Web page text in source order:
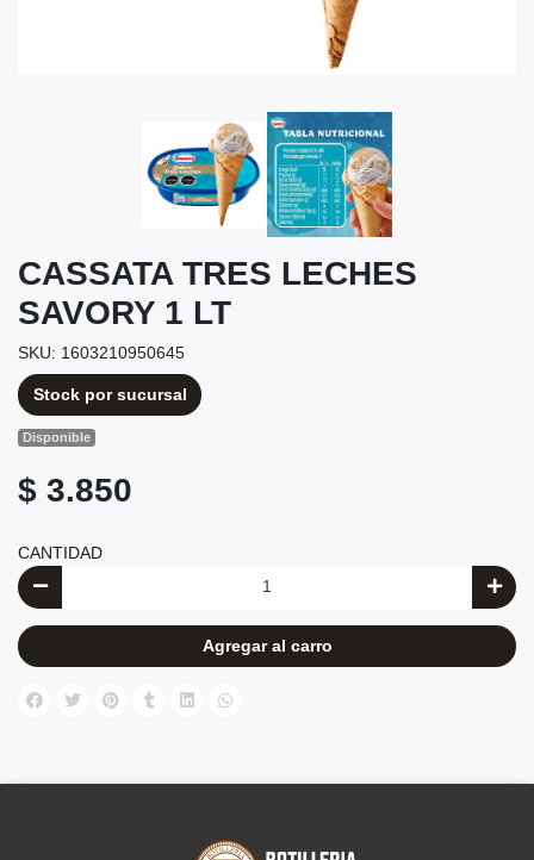
CASSATA TRES LECHES
SAVORY 1 LT
SKU: 1603210950645
Stock por sucursal
Disponible
$ 3.850
CANTIDAD
Agregar al carro